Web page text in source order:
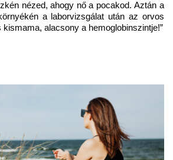
nézed, ahogy nő a pocakod. Aztán a
a laborvizsgálat után az orvos
kismama, alacsony a hemoglobinszintje!”